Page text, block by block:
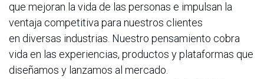
que mejoran la vida de las personas e impulsan la
ventaja competitiva para nuestros clientes
en diversas industrias. Nuestro pensamiento cobra
vida en las experiencias, productos y plataformas que
diseñamos y lanzamos al mercado.